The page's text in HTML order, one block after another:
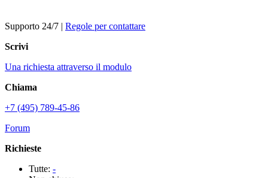
Supporto 24/7 | Regole per contattare
Scrivi
Una richiesta attraverso il modulo
Chiama
+7 (495) 789-45-86
Forum
Richieste
Tutte: -